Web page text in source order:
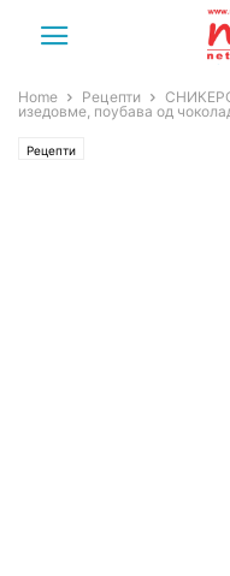
Home Рецепти
СНИКЕРС
изедовме, поубава од
Рецепти